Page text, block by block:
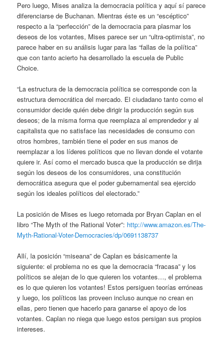
Pero luego, Mises analiza la democracia política y aquí sí parece
diferenciarse de Buchanan. Mientras éste es un “escéptico”
respecto a la “perfección” de la democracia para plasmar los
deseos de los votantes, Mises parece ser un “ultra-optimista”, no
parece haber en su análisis lugar para las “fallas de la política”
que con tanto acierto ha desarrollado la escuela de Public
Choice.
“La estructura de la democracia política se corresponde con la
estructura democrática del mercado. El ciudadano tanto como el
consumidor decide quién debe dirigir la producción según sus
deseos; de la misma forma que reemplaza al emprendedor y al
capitalista que no satisface las necesidades de consumo con
otros hombres, también tiene el poder en sus manos de
reemplazar a los líderes políticos que no llevan donde el votante
quiere ir. Así como el mercado busca que la producción se dirija
según los deseos de los consumidores, una constitución
democrática asegura que el poder gubernamental sea ejercido
según los ideales políticos del electorado.”
La posición de Mises es luego retomada por Bryan Caplan en el
libro “The Myth of the Rational Voter”: http://www.amazon.es/The-
Myth-Rational-Voter-Democracies/dp/0691138737
Allí, la posición “miseana” de Caplan es básicamente la
siguiente: el problema no es que la democracia “fracasa” y los
políticos se alejan de lo que quieren los votantes…, el problema
es lo que quieren los votantes! Estos persiguen teorías erróneas
y luego, los políticos las proveen incluso aunque no crean en
ellas, pero tienen que hacerlo para ganarse el apoyo de los
votantes. Caplan no niega que luego estos persigan sus propios
intereses.